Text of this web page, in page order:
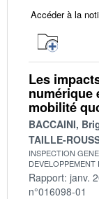
Accéder à la
Les
numérique
mobilité
BACCAINI,
TAILLE-
INSPECTION
Rapport: janv.
n°016098-01